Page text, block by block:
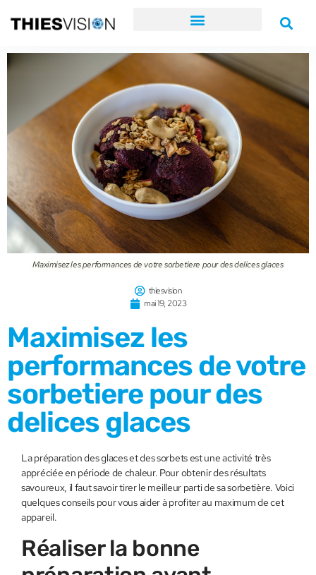
Maximisez les performances de votre sorbetiere pour des delices glaces
thiesvision
mai 19, 2023
Maximisez les
performances de votre
sorbetiere pour des
delices glaces
La préparation des glaces et des sorbets est une activité très
appréciée en période de chaleur. Pour obtenir des résultats
savoureux, il faut savoir tirer le meilleur parti de sa sorbetière. Voici
quelques conseils pour vous aider à profiter au maximum de cet
appareil.
Réaliser la bonne